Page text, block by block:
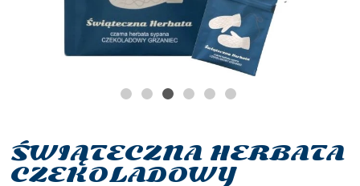
ŚWIĄTECZNA HERBATA
CZEKOLADOWY
Przejdź
na
początek